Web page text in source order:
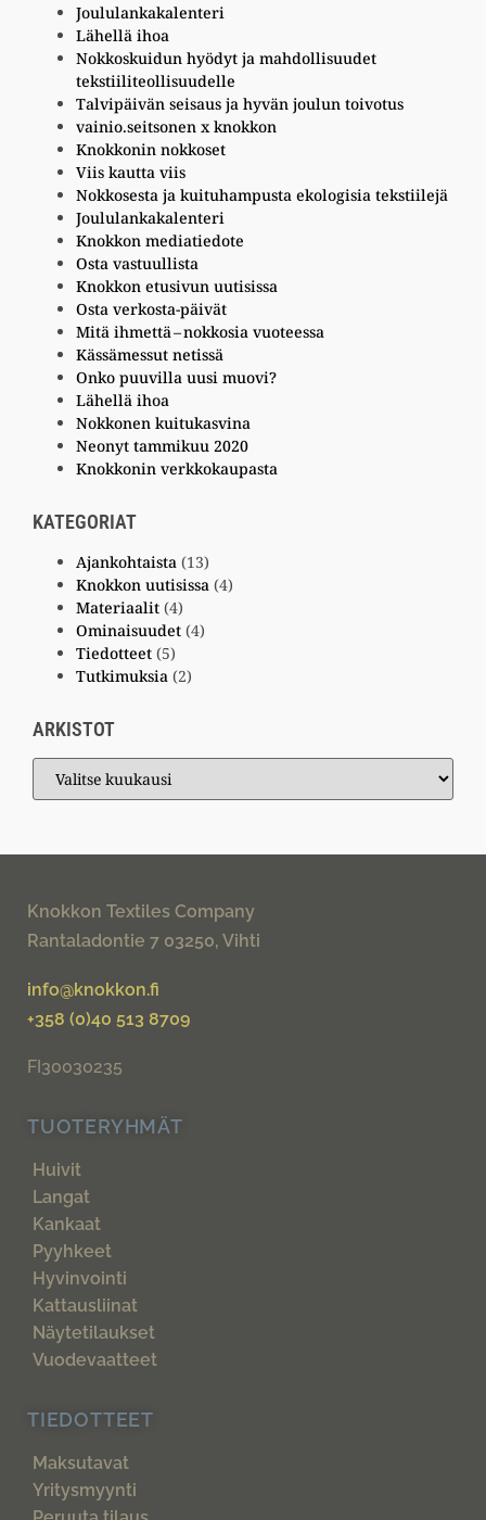
Joululankakalenteri
Lähellä ihoa
Nokkoskuidun hyödyt ja mahdollisuudet
tekstiiliteollisuudelle
Talvipäivän seisaus ja hyvän joulun toivotus
vainio.seitsonen x knokkon
Knokkonin nokkoset
Viis kautta viis
Nokkosesta ja kuituhampusta ekologisia tekstiilejä
Joululankakalenteri
Knokkon mediatiedote
Osta vastuullista
Knokkon etusivun uutisissa
Osta verkosta-päivät
Mitä ihmettä – nokkosia vuoteessa
Kässämessut netissä
Onko puuvilla uusi muovi?
Lähellä ihoa
Nokkonen kuitukasvina
Neonyt tammikuu 2020
Knokkonin verkkokaupasta
KATEGORIAT
Ajankohtaista (13)
Knokkon uutisissa (4)
Materiaalit (4)
Ominaisuudet (4)
Tiedotteet (5)
Tutkimuksia (2)
ARKISTOT
Knokkon Textiles Company
Rantaladontie 7 03250, Vihti
info@knokkon.fi
+358 (0)40 513 8709
FI30030235
TUOTERYHMÄT
Huivit
Langat
Kankaat
Pyyhkeet
Hyvinvointi
Kattausliinat
Näytetilaukset
Vuodevaatteet
TIEDOTTEET
Maksutavat
Yritysmyynti